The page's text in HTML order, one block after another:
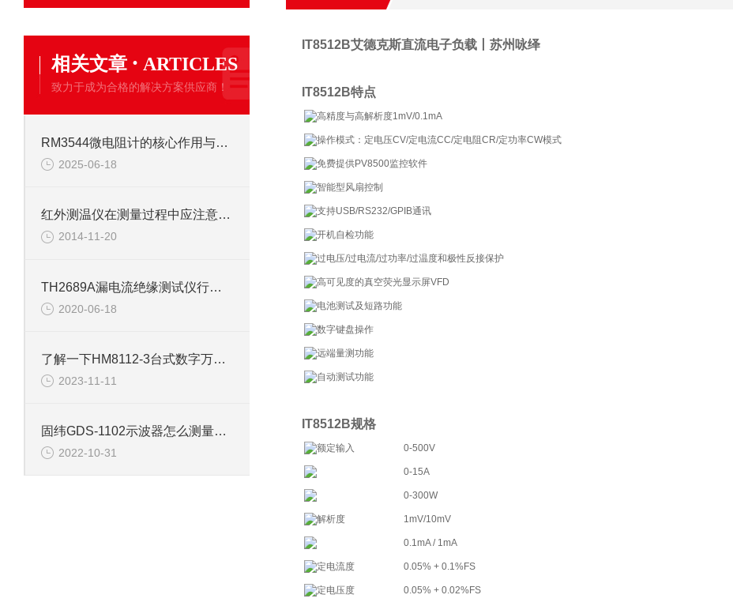
相关文章 · ARTICLES
致力于成为合格的解决方案供应商！
RM3544微电阻计的核心作用与优点
2025-06-18
红外测温仪在测量过程中应注意哪些问题
2014-11-20
TH2689A漏电流绝缘测试仪行业加快技术更新步伐
2020-06-18
了解一下HM8112-3台式数字万用表的特点吧
2023-11-11
固纬GDS-1102示波器怎么测量相位？
2022-10-31
IT8512B艾德克斯直流电子负载丨苏州咏绎
IT8512B特点
高精度与高解析度1mV/0.1mA
操作模式：定电压CV/定电流CC/定电阻CR/定功率CW模式
免费提供PV8500监控软件
智能型风扇控制
支持USB/RS232/GPIB通讯
开机自检功能
过电压/过电流/过功率/过温度和极性反接保护
高可见度的真空荧光显示屏VFD
电池测试及短路功能
数字键盘操作
远端量测功能
自动测试功能
IT8512B规格
额定输入 0-500V
0-15A
0-300W
解析度 1mV/10mV
0.1mA / 1mA
定电流度 0.05% + 0.1%FS
定电压度 0.05% + 0.02%FS